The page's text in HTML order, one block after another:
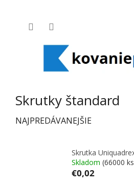
Skrutky štandard
NAJPREDÁVANEJŠIE
Skrutka
Skladom (66000
€0,02